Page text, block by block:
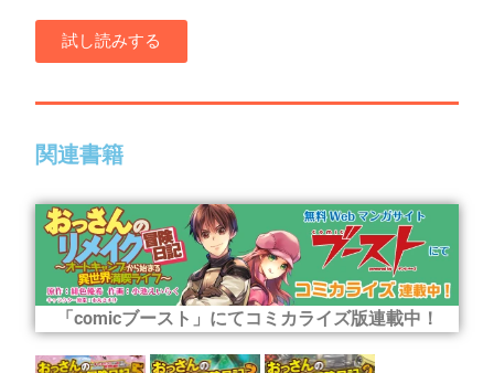
試し読みする
関連書籍
「comicブースト」にてコミカライズ版連載中！